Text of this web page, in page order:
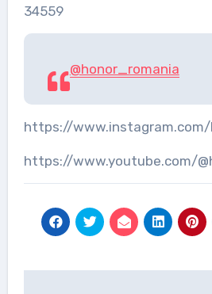
34559
@honor_romania
https://
https://www.youtube.com/